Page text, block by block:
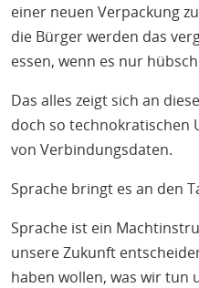
einer neuen Verpackung
die Bürger werden das
essen, wenn es nur
Das alles zeigt sich an
doch so technokratischen
von Verbindungsdaten.
Sprache bringt es an den
Sprache ist ein
unsere Zukunft
haben wollen, was wir tun